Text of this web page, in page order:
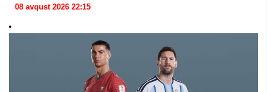
08 avqust 2026 22:15